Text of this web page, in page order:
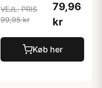
VEJL. PRIS
99,95 kr
79,96
kr
Køb her